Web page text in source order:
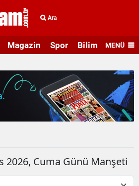
Ara
Magazin Spor Bilim veMENÜ
2026, Cuma Günü Manşeti